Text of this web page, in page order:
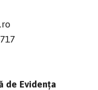
de Evidența